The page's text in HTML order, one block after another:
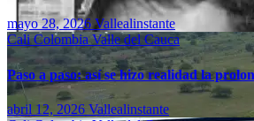
mayo 28, 2026 Vallealinstante
CaliColombiaValle del Cauca
Paso a paso: así se hizo realidad la
abril 12, 2026 Vallealinstante